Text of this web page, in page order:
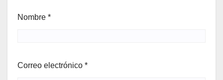
Nombre *
Correo electrónico *